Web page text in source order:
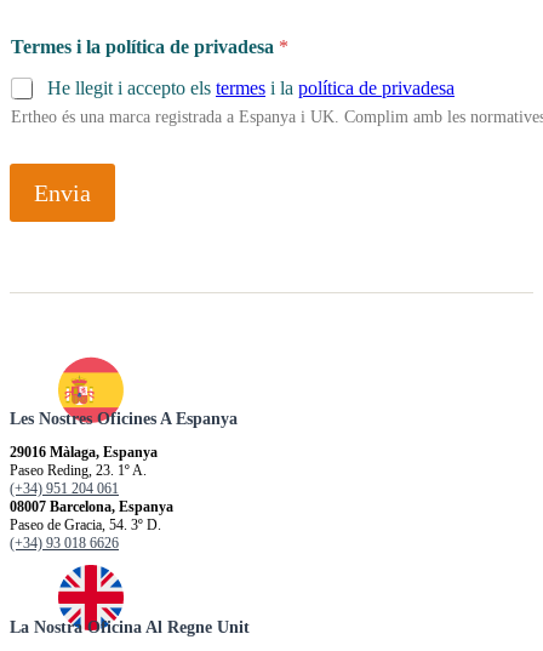
Termes i la política de privadesa *
He llegit i accepto els termes i la política de privadesa
Ertheo és una marca registrada a Espanya i UK. Complim amb les
Envia
Les Nostres Oficines A Espanya
29016 Màlaga, Espanya
Paseo Reding, 23. 1º A.
(+34) 951 204 061
08007 Barcelona, Espanya
Paseo de Gracia, 54. 3º D.
(+34) 93 018 6626
La Nostra Oficina Al Regne Unit